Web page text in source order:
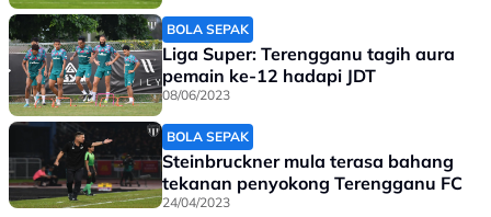
BOLA SEPAK
Liga Super: Terengganu tagih aura
pemain ke-12 hadapi JDT
08/06/2023
BOLA SEPAK
Steinbruckner mula terasa bahang
tekanan penyokong Terengganu FC
24/04/2023